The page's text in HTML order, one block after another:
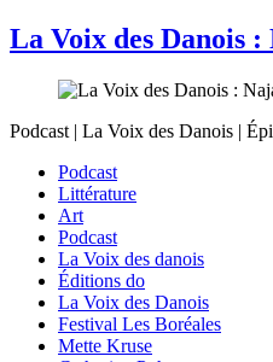
La Voix des Danois
Podcast | La Voix des Danois |
Podcast
Littérature
Art
Podcast
La Voix des danois
Éditions do
La Voix des Danois
Festival Les Boréales
Mette Kruse